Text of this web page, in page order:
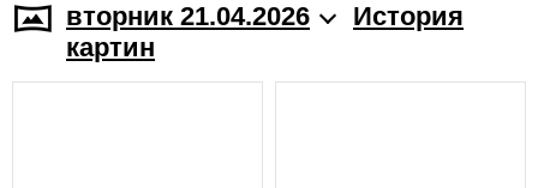
вторник 21.04.2026
История
картин